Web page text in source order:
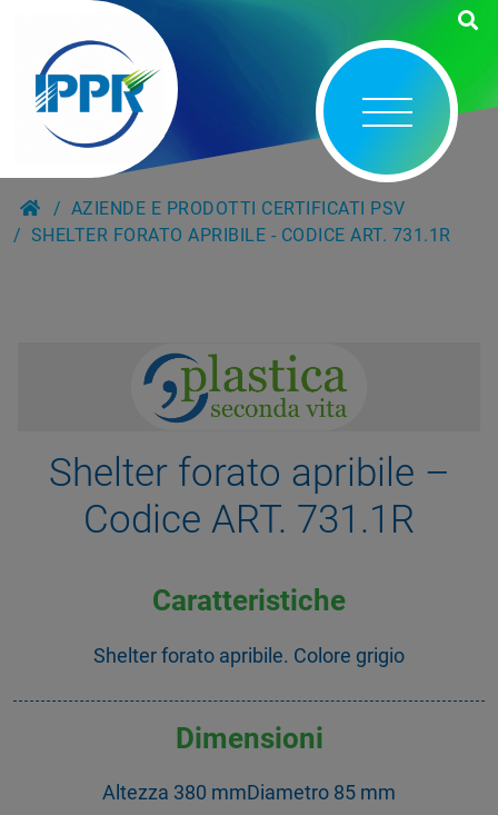
AZIENDE E PRODOTTI CERTIFICATI PSV
SHELTER FORATO APRIBILE - CODICE ART. 731.1R
Shelter forato apribile –
Codice ART. 731.1R
Caratteristiche
Shelter forato apribile. Colore grigio
Dimensioni
Altezza 380 mmDiametro 85 mm